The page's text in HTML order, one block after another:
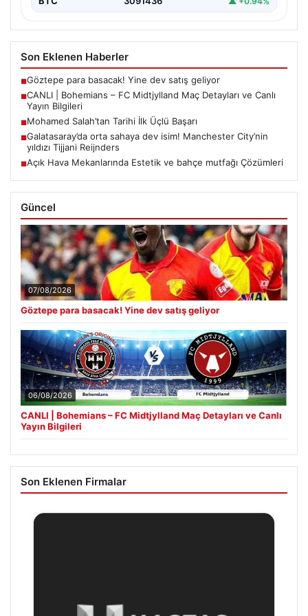
Son Eklenen Haberler
■Göztepe para basacak! Yine dev satış geliyor
■CANLI | Bohemians – FC Midtjylland Maç Detayları ve Canlı
Yayın Bilgileri
■Mohamed Salah’tan Tarihi İlk Üçlü Başarı
■Galatasaray’da orta sahaya dev isim! Manchester City’nin
yıldızı Tijjani Reijnders
■Açık Hava Mekanlarında Estetik ve bahçe mutfağı Çözümleri
Güncel
07/08/2026
Göztepe para basacak! Yine dev satış geliyor
06/08/2026
CANLI | Bohemians – FC Midtjylland Maç Detayları ve Canlı
Yayın Bilgileri
Son Eklenen Firmalar